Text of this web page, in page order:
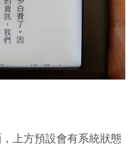
上方預設會有系統狀態